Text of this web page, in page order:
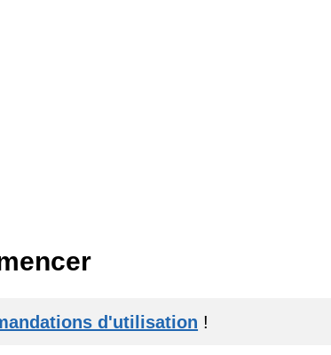
d'utilisation !